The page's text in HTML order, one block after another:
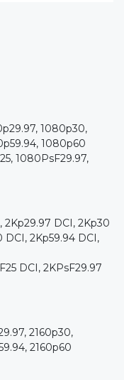
1080p30,
1080p60
1080PsF29.97,
2Kp29.97 DCI, 2Kp30
DCI, 2Kp59.94 DCI,
DCI, 2KPsF29.97
2160p30,
2160p60